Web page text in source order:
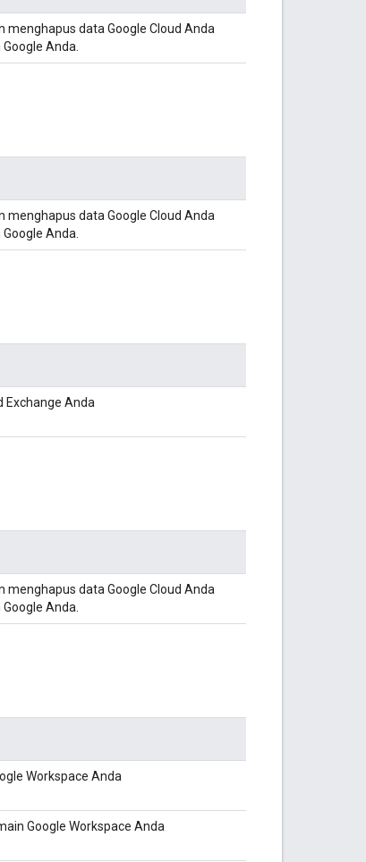
data Google Cloud Anda
Anda.
data Google Cloud Anda
Anda.
Exchange Anda
data Google Cloud Anda
Anda.
Workspace Anda
Google Workspace Anda